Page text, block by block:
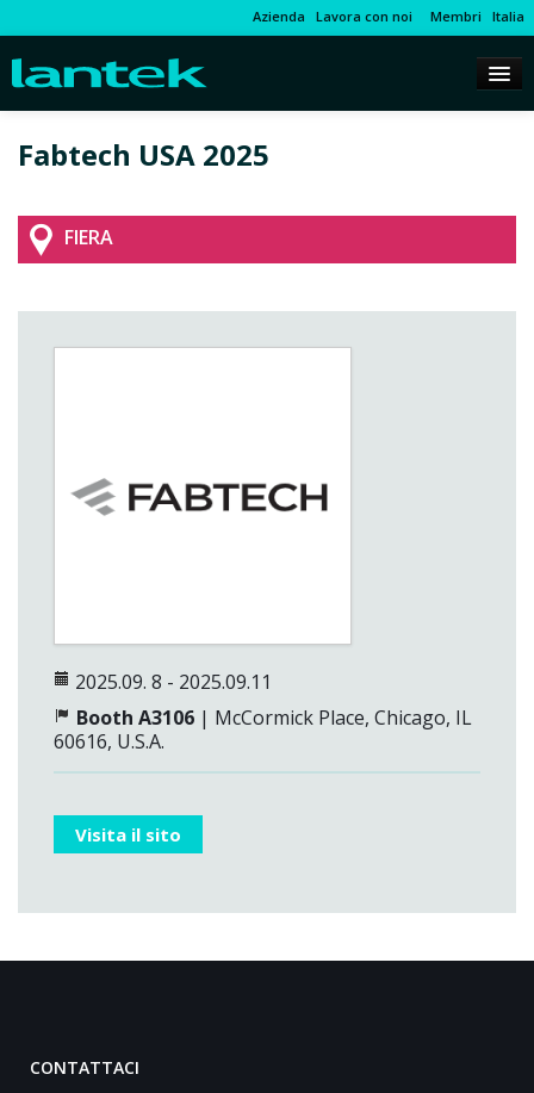
Azienda Lavora con noi Membri Italia
Fabtech USA 2025
FIERA
2025.09. 8 - 2025.09.11
Booth A3106 | McCormick Place, Chicago, IL
60616, U.S.A.
Visita il sito
CONTATTACI